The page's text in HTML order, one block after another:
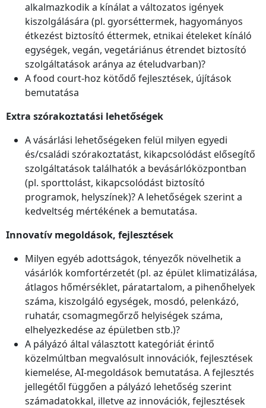
alkalmazkodik a kínálat a változatos igények
kiszolgálására (pl. gyorséttermek, hagyományos
étkezést biztosító éttermek, etnikai ételeket kínáló
egységek, vegán, vegetáriánus étrendet biztosító
szolgáltatások aránya az ételudvarban)?
A food court-hoz kötődő fejlesztések, újítások
bemutatása
Extra szórakoztatási lehetőségek
A vásárlási lehetőségeken felül milyen egyedi
és/családi szórakoztatást, kikapcsolódást elősegítő
szolgáltatások találhatók a bevásárlóközpontban
(pl. sporttolást, kikapcsolódást biztosító
programok, helyszínek)? A lehetőségek szerint a
kedveltség mértékének a bemutatása.
Innovatív megoldások, fejlesztések
Milyen egyéb adottságok, tényezők növelhetik a
vásárlók komfortérzetét (pl. az épület klimatizálása,
átlagos hőmérséklet, páratartalom, a pihenőhelyek
száma, kiszolgáló egységek, mosdó, pelenkázó,
ruhatár, csomagmegőrző helyiségek száma,
elhelyezkedése az épületben stb.)?
A pályázó által választott kategóriát érintő
közelmúltban megvalósult innovációk, fejlesztések
kiemelése, AI-megoldások bemutatása. A fejlesztés
jellegétől függően a pályázó lehetőség szerint
számadatokkal, illetve az innovációk, fejlesztések